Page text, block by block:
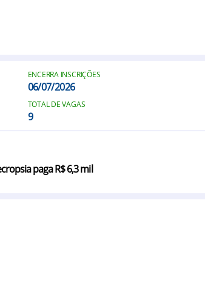
ENCERRA INSCRIÇÕES
06/07/2026
TOTAL DE VAGAS
9
paga R$ 6,3 mil